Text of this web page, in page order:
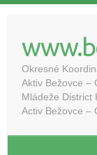
Okresné
Aktiv Bežovce –
Mládeže District
Activ Bežovce –